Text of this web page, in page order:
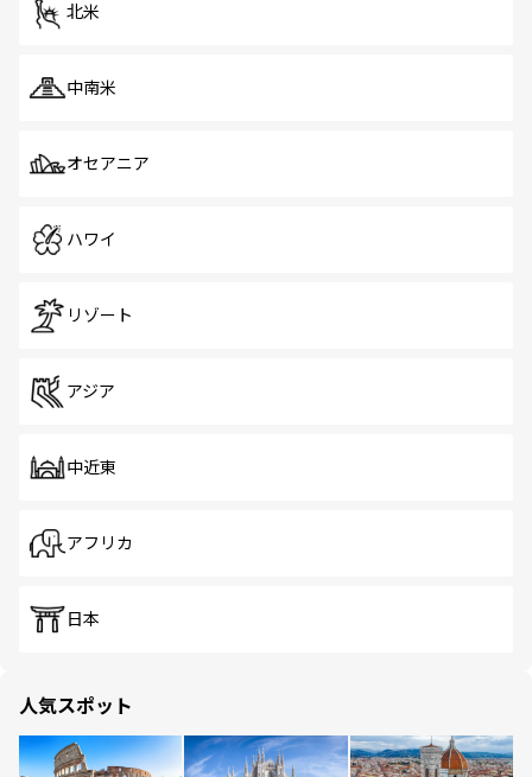
北米
中南米
オセアニア
ハワイ
リゾート
アジア
中近東
アフリカ
日本
人気スポット